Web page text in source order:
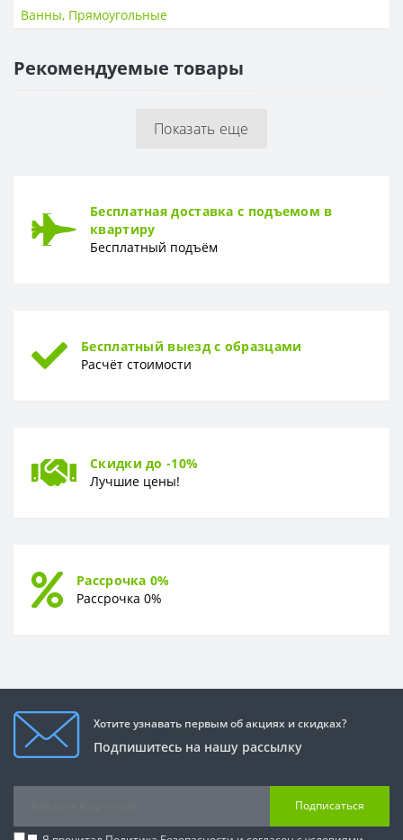
Размер
Глубина
Ванны, Прямоугольные
Рекомендуемые товары
Показать еще
Бесплатная доставка с подъемом в
квартиру
Бесплатный подъём
Бесплатный выезд с образцами
Расчёт стоимости
Скидки до -10%
Лучшие цены!
Рассрочка 0%
Рассрочка 0%
Хотите узнавать первым об акциях и скидках?
Подпишитесь на нашу рассылку
Подписаться